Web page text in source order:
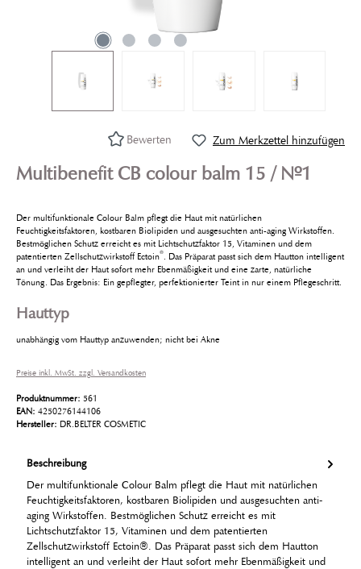
Zum Merkzettel hinzufügen
Bewerten
Multibenefit CB colour balm 15 / Nº1
Der multifunktionale Colour Balm pflegt die Haut mit natürlichen
Feuchtigkeitsfaktoren, kostbaren Biolipiden und ausgesuchten anti-aging Wirkstoffen.
Bestmöglichen Schutz erreicht es mit Lichtschutzfaktor 15, Vitaminen und dem
patentierten Zellschutzwirkstoff Ectoin®. Das Präparat passt sich dem Hautton intelligent
an und verleiht der Haut sofort mehr Ebenmäßigkeit und eine zarte, natürliche
Tönung. Das Ergebnis: Ein gepflegter, perfektionierter Teint in nur einem Pflegeschritt.
Hauttyp
unabhängig vom Hauttyp anzuwenden; nicht bei Akne
Preise inkl. MwSt. zzgl. Versandkosten
Produktnummer: 561
EAN: 4250276144106
Hersteller: DR.BELTER COSMETIC
Beschreibung
Der multifunktionale Colour Balm pflegt die Haut mit natürlichen
Feuchtigkeitsfaktoren, kostbaren Biolipiden und ausgesuchten anti-
aging Wirkstoffen. Bestmöglichen Schutz erreicht es mit
Lichtschutzfaktor 15, Vitaminen und dem patentierten
Zellschutzwirkstoff Ectoin®. Das Präparat passt sich dem Hautton
intelligent an und verleiht der Haut sofort mehr Ebenmäßigkeit und